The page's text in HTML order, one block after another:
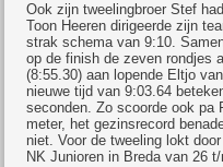
Ook zijn tweelingbroer Stef
Toon Heeren dirigeerde zijn
strak schema van 9:10.
op de finish de zeven rondjes
(8:55.30) aan lopende Eltjo
nieuwe tijd van 9:03.64
seconden. Zo scoorde ook pa
meter, het gezinsrecord
niet. Voor de tweeling lokt
NK Junioren in Breda van 26